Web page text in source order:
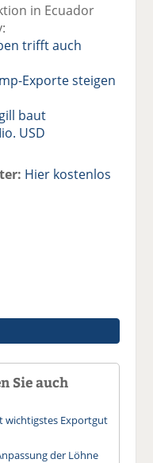
in Ecuador
trifft auch
Exporte steigen
baut
USD
Hier kostenlos
Sie auch
wichtigstes Exportgut
der Löhne